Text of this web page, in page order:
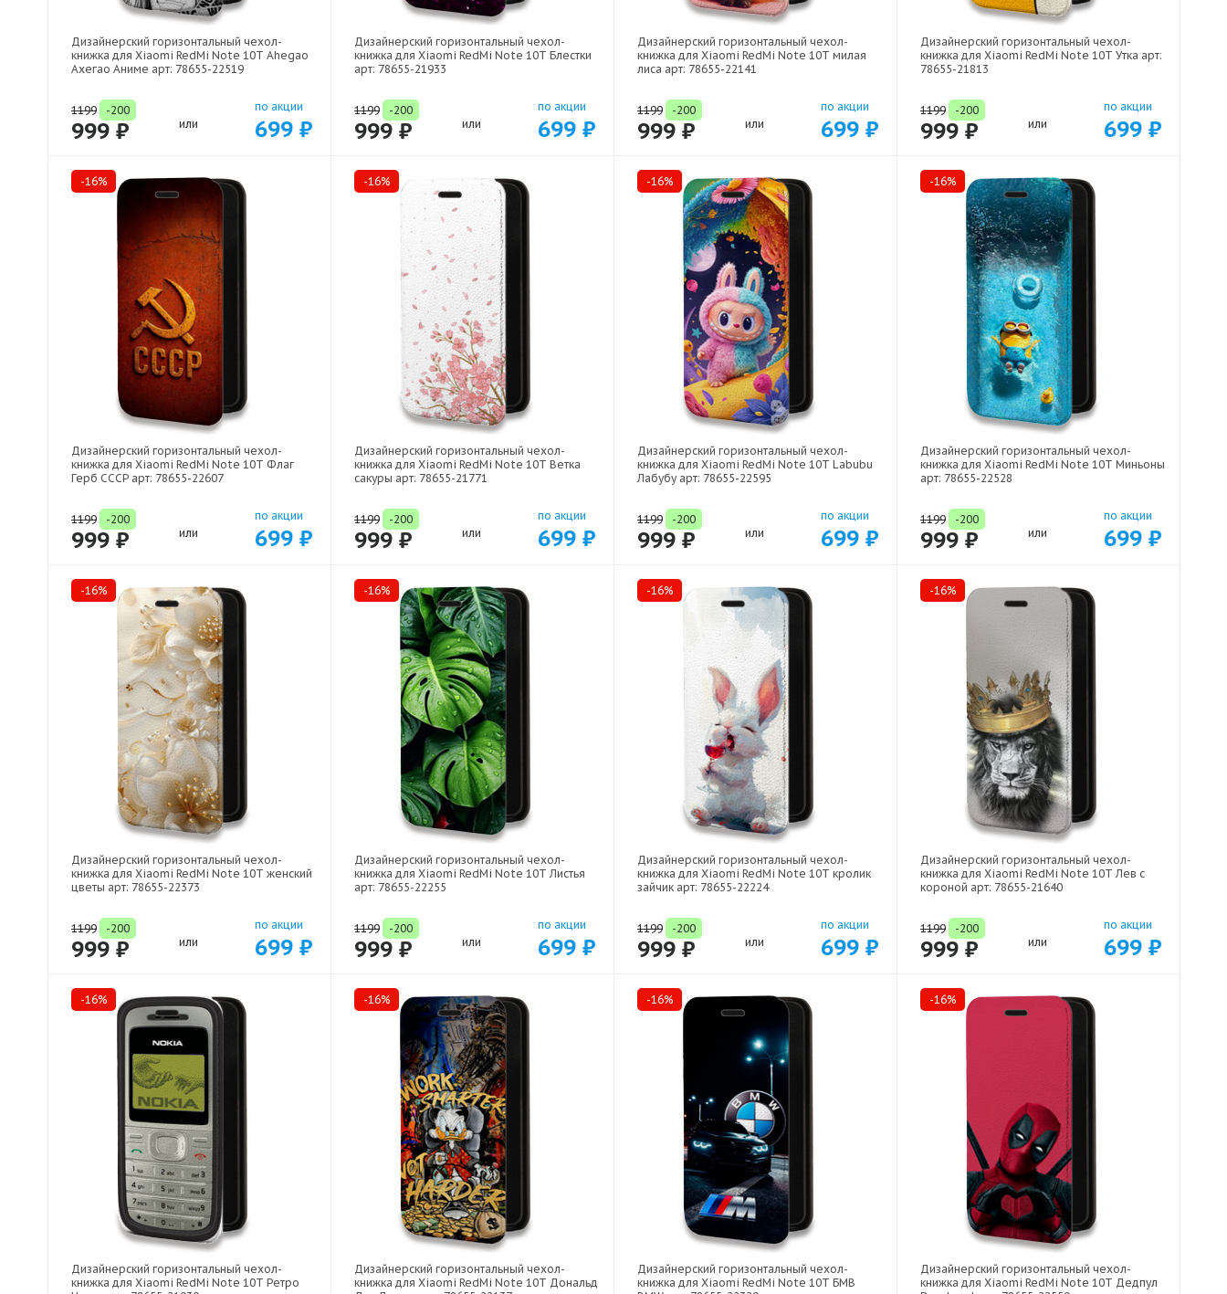
Дизайнерский горизонтальный чехол-
книжка для Xiaomi RedMi Note 10T Ahegao
Ахегао Аниме арт: 78655-22519
1199 -200
999 ₽ или
по акции
699 ₽
Дизайнерский горизонтальный чехол-
книжка для Xiaomi RedMi Note 10T Блестки
арт: 78655-21933
1199 -200
999 ₽ или
по акции
699 ₽
Дизайнерский горизонтальный чехол-
книжка для Xiaomi RedMi Note 10T милая
лиса арт: 78655-22141
1199 -200
999 ₽ или
по акции
699 ₽
Дизайнерский горизонтальный чехол-
книжка для Xiaomi RedMi Note 10T Утка арт:
78655-21813
1199 -200
999 ₽ или
по акции
699 ₽
-16%
Дизайнерский горизонтальный чехол-
книжка для Xiaomi RedMi Note 10T Флаг
Герб СССР арт: 78655-22607
1199 -200
999 ₽ или
по акции
699 ₽
-16%
Дизайнерский горизонтальный чехол-
книжка для Xiaomi RedMi Note 10T Ветка
сакуры арт: 78655-21771
1199 -200
999 ₽ или
по акции
699 ₽
-16%
Дизайнерский горизонтальный чехол-
книжка для Xiaomi RedMi Note 10T Labubu
Лабубу арт: 78655-22595
1199 -200
999 ₽ или
по акции
699 ₽
-16%
Дизайнерский горизонтальный чехол-
книжка для Xiaomi RedMi Note 10T Миньоны
арт: 78655-22528
1199 -200
999 ₽ или
по акции
699 ₽
-16%
Дизайнерский горизонтальный чехол-
книжка для Xiaomi RedMi Note 10T женский
цветы арт: 78655-22373
1199 -200
999 ₽ или
по акции
699 ₽
-16%
Дизайнерский горизонтальный чехол-
книжка для Xiaomi RedMi Note 10T Листья
арт: 78655-22255
1199 -200
999 ₽ или
по акции
699 ₽
-16%
Дизайнерский горизонтальный чехол-
книжка для Xiaomi RedMi Note 10T кролик
зайчик арт: 78655-22224
1199 -200
999 ₽ или
по акции
699 ₽
-16%
Дизайнерский горизонтальный чехол-
книжка для Xiaomi RedMi Note 10T Лев с
короной арт: 78655-21640
1199 -200
999 ₽ или
по акции
699 ₽
-16%
Дизайнерский горизонтальный чехол-
книжка для Xiaomi RedMi Note 10T Ретро
-16%
Дизайнерский горизонтальный чехол-
книжка для Xiaomi RedMi Note 10T Дональд
-16%
Дизайнерский горизонтальный чехол-
книжка для Xiaomi RedMi Note 10T БМВ
-16%
Дизайнерский горизонтальный чехол-
книжка для Xiaomi RedMi Note 10T Дедпул